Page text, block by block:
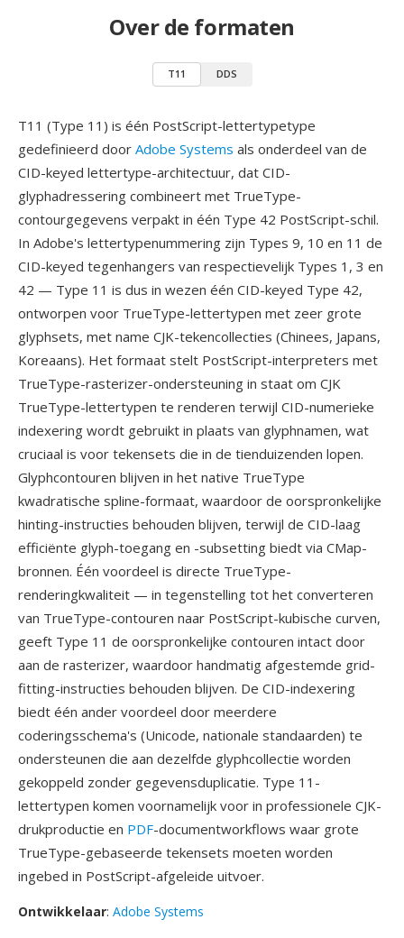
Over de formaten
T11 DDS
T11 (Type 11) is één PostScript-lettertypetype
gedefinieerd door Adobe Systems als onderdeel van de
CID-keyed lettertype-architectuur, dat CID-
glyphadressering combineert met TrueType-
contourgegevens verpakt in één Type 42 PostScript-schil.
In Adobe's lettertypenummering zijn Types 9, 10 en 11 de
CID-keyed tegenhangers van respectievelijk Types 1, 3 en
42 — Type 11 is dus in wezen één CID-keyed Type 42,
ontworpen voor TrueType-lettertypen met zeer grote
glyphsets, met name CJK-tekencollecties (Chinees, Japans,
Koreaans). Het formaat stelt PostScript-interpreters met
TrueType-rasterizer-ondersteuning in staat om CJK
TrueType-lettertypen te renderen terwijl CID-numerieke
indexering wordt gebruikt in plaats van glyphnamen, wat
cruciaal is voor tekensets die in de tienduizenden lopen.
Glyphcontouren blijven in het native TrueType
kwadratische spline-formaat, waardoor de oorspronkelijke
hinting-instructies behouden blijven, terwijl de CID-laag
efficiënte glyph-toegang en -subsetting biedt via CMap-
bronnen. Één voordeel is directe TrueType-
renderingkwaliteit — in tegenstelling tot het converteren
van TrueType-contouren naar PostScript-kubische curven,
geeft Type 11 de oorspronkelijke contouren intact door
aan de rasterizer, waardoor handmatig afgestemde grid-
fitting-instructies behouden blijven. De CID-indexering
biedt één ander voordeel door meerdere
coderingsschema's (Unicode, nationale standaarden) te
ondersteunen die aan dezelfde glyphcollectie worden
gekoppeld zonder gegevensduplicatie. Type 11-
lettertypen komen voornamelijk voor in professionele CJK-
drukproductie en PDF-documentworkflows waar grote
TrueType-gebaseerde tekensets moeten worden
ingebed in PostScript-afgeleide uitvoer.
Ontwikkelaar: Adobe Systems